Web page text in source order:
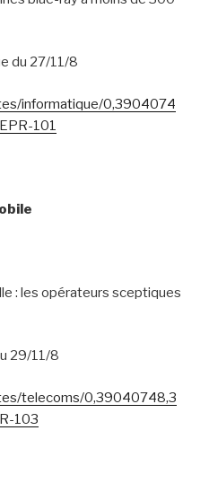
du 27/11/8
informatique/0,3904074
101
: les opérateurs sceptiques
29/11/8
telecoms/0,39040748,3
103